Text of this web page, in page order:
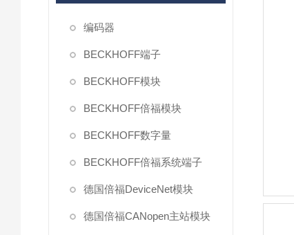
编码器
BECKHOFF端子
BECKHOFF模块
BECKHOFF倍福模块
BECKHOFF数字量
BECKHOFF倍福系统端子
德国倍福DeviceNet模块
德国倍福CANopen主站模块